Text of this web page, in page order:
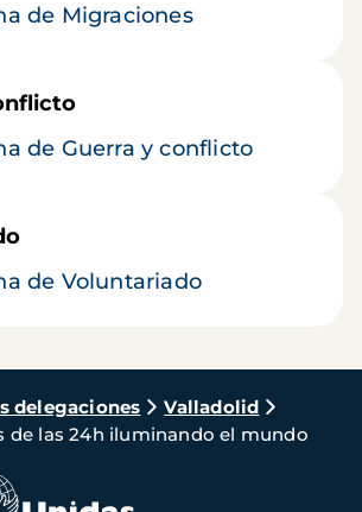
de Migraciones
de Guerra y conflicto
de Voluntariado
delegaciones
Valladolid
de las 24h iluminando el mundo